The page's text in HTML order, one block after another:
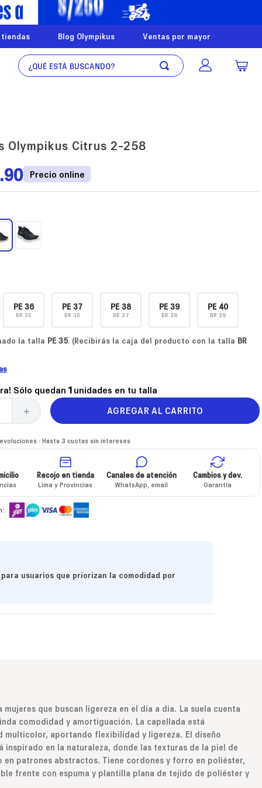
Blog Olympikus Ventas por mayor
¿Qué está buscando?
Olympikus Citrus 2-258
90
PE36
BR 35
PE37
BR 36
PE38
BR 37
PE39
BR 38
PE 40
BR 39
la talla PE 35. (Recibirás la caja del producto con la talla BR
Sólo quedan 1 unidades en tu talla
＋ AGREGAR AL CARRITO
· Hasta 3 cuotas sin intereses
Recojo en tienda
Lima y Provincias
Canales de atención
WhatsApp, email
Cambios y dev.
Garantía
usuarios que priorizan la comodidad por
que buscan ligereza en el día a día. La suela cuenta
comodidad y amortiguación. La capellada está
multicolor, aportando flexibilidad y ligereza. El diseño
en la naturaleza, donde las texturas de la piel de
en patrones abstractos. Tiene cordones y forro en poliéster,
frente con espuma y plantilla plana de tejido de poliéster y